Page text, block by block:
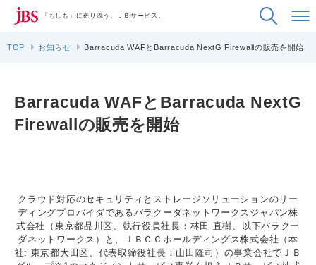
「もしも」に寄り添う、ＪＢサービス。
TOP お知らせ Barracuda WAFとBarracuda NextG Firewallの販売を開始
Barracuda WAFとBarracuda NextG
Firewallの販売を開始
クラウド対応のセキュリティとストレージソリューションのリー
ディングプロバイダであるバラクーダネットワークスジャパン株
式会社（東京都品川区、執行役員社長：林田 直樹、以下バラクー
ダネットワークス）と、ＪＢＣＣホールディングス株式会社（本
社: 東京都大田区、代表取締役社長：山田隆司）の事業会社でＪＢ